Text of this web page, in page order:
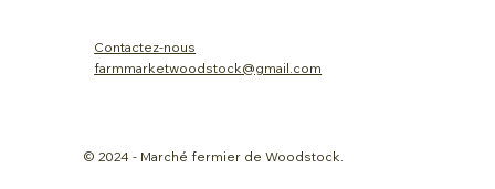
© 2024 - Marché fermier de Woodstock.
Contactez-nous
farmmarketwoodstock@gmail.com